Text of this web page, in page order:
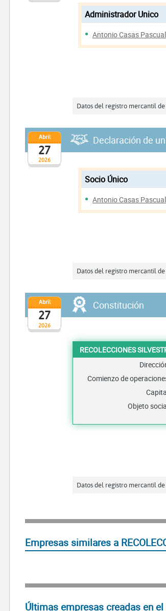
Administrador Unico
Antonio Casas Pascual
Datos del registro mercantil de
2026
Abril
27
Declaración de
Socio Único
Antonio Casas Pascual
Datos del registro mercantil de
2026
Abril
27
Constitución
RECOLECCIONES
Comienzo de
Objeto
Datos del registro mercantil de
Empresas similares a
Últimas empresas creadas en